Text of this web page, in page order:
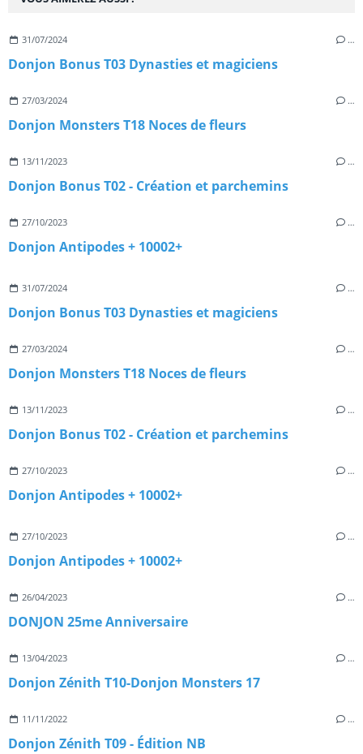
31/07/2024 …
Donjon Bonus T03 Dynasties et magiciens
27/03/2024 …
Donjon Monsters T18 Noces de fleurs
13/11/2023 …
Donjon Bonus T02 - Création et parchemins
27/10/2023 …
Donjon Antipodes + 10002+
31/07/2024 …
Donjon Bonus T03 Dynasties et magiciens
27/03/2024 …
Donjon Monsters T18 Noces de fleurs
13/11/2023 …
Donjon Bonus T02 - Création et parchemins
27/10/2023 …
Donjon Antipodes + 10002+
27/10/2023 …
Donjon Antipodes + 10002+
26/04/2023 …
DONJON 25me Anniversaire
13/04/2023 …
Donjon Zénith T10-Donjon Monsters 17
11/11/2022 …
Donjon Zénith T09 - Édition NB